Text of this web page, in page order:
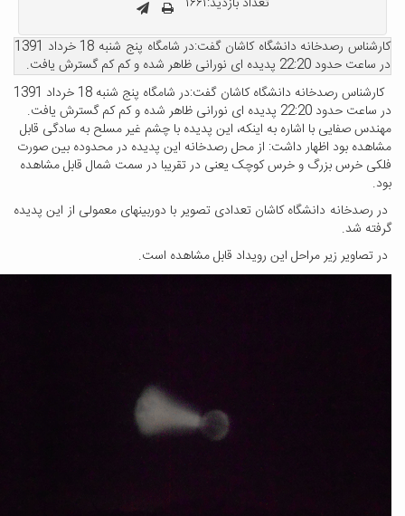
کارشناس رصدخانه دانشگاه کاشان گفت:در شامگاه پنج شنبه 18 خرداد 1391
در ساعت حدود 22:20 پدیده ای نورانی ظاهر شده و کم کم گسترش یافت.
کارشناس رصدخانه دانشگاه کاشان گفت:در شامگاه پنج شنبه 18 خرداد 1391
حدود 22:20 پدیده ای نورانی ظاهر شده و کم کم گسترش یافت.
صفایی با اشاره به اینکه، این پدیده با چشم غیر مسلح به سادگی قابل
بود اظهار داشت: از محل رصدخانه این پدیده در محدوده بین صورت
خرس بزرگ و خرس کوچک یعنی در تقریبا در سمت شمال قابل مشاهده
رصدخانه دانشگاه کاشان تعدادی تصویر با دوربینهای معمولی از این پدیده
شد.
تصاویر زیر مراحل این رویداد قابل مشاهده است.